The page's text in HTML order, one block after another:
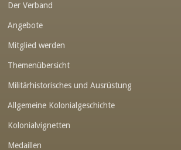
Link-v-z
Link-v-z
Link-v-z
Link-v-z
Link-v-z
Der Verband
Angebote
Mitglied werden
Themenübersicht
Militärhistorisches und Ausrüstung
Allgemeine Kolonialgeschichte
Kolonialvignetten
Medaillen